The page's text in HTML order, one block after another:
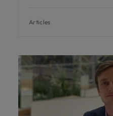
Articles